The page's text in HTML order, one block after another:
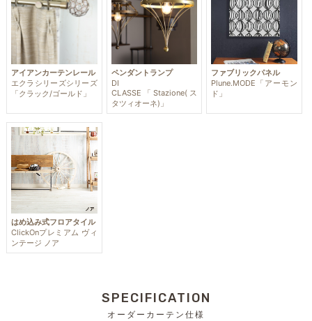
アイアンカーテンレール
エクラシリーズシリーズ
「クラック/ゴールド」
ペンダントランプ
DI
CLASSE「Stazione(ス
タツィオーネ)」
ファブリックパネル
Plune.MODE「アーモン
ド」
はめ込み式フロアタイル
ClickOnプレミアム ヴィ
ンテージ ノア
SPECIFICATION
オーダーカーテン仕様